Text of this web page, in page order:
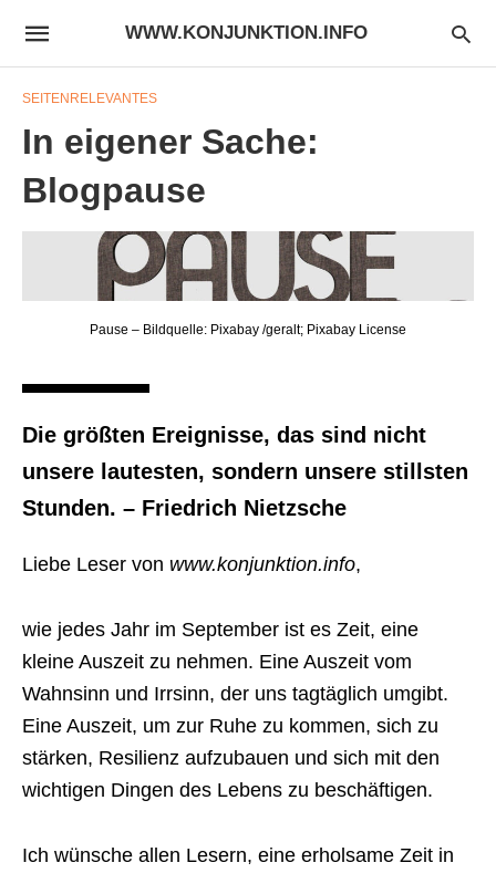
WWW.KONJUNKTION.INFO
SEITENRELEVANTES
In eigener Sache:
Blogpause
Pause – Bildquelle: Pixabay /geralt; Pixabay License
Die größten Ereignisse, das sind nicht
unsere lautesten, sondern unsere stillsten
Stunden. – Friedrich Nietzsche
Liebe Leser von www.konjunktion.info,
wie jedes Jahr im September ist es Zeit, eine
kleine Auszeit zu nehmen. Eine Auszeit vom
Wahnsinn und Irrsinn, der uns tagtäglich umgibt.
Eine Auszeit, um zur Ruhe zu kommen, sich zu
stärken, Resilienz aufzubauen und sich mit den
wichtigen Dingen des Lebens zu beschäftigen.
Ich wünsche allen Lesern, eine erholsame Zeit in